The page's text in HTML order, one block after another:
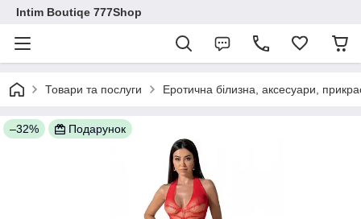
Intim Boutiqe 777Shop
Товари та послуги Еротична білизна, аксесуари,
–32% Подарунок